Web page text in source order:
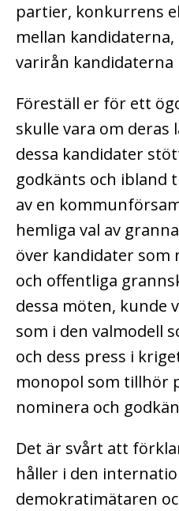
partier, konkurrens
mellan
varirån kandidaterna
Föreställ er för ett
skulle vara om deras
dessa kandidater
godkänts och ibland
av en
hemliga val av
över kandidater som
och offentliga
dessa möten, kunde
som i den valmodell
och dess press i
monopol som tillhör
nominera och
Det är svårt att
håller i den
demokratimätaren